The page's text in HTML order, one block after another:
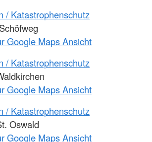
/ Katastrophenschutz
Google Maps Ansicht
/ Katastrophenschutz
Google Maps Ansicht
/ Katastrophenschutz
Oswald
Google Maps Ansicht